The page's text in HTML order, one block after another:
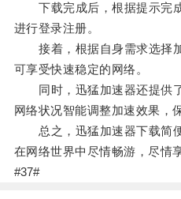
下载完成后，根据提示完
进行登录注册。
接着，根据自身需求选择加
可享受快速稳定的网络。
同时，迅猛加速器还提供
网络状况智能调整加速效果，
总之，迅猛加速器下载简
在网络世界中尽情畅游，尽情
#37#